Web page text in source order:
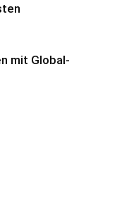
mit Global-